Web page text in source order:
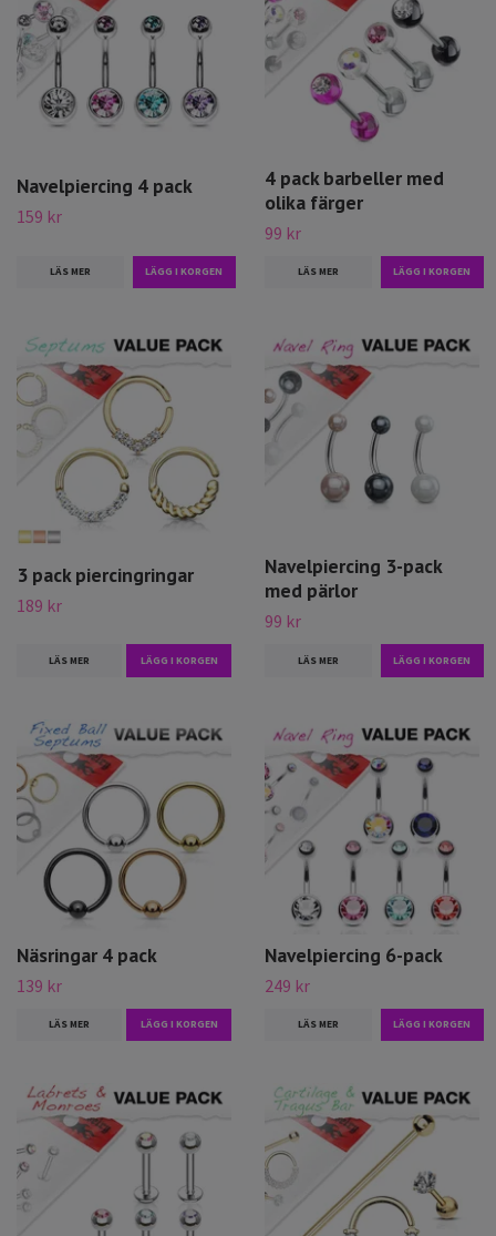
Navelpiercing 4 pack
159 kr
LÄS MER
4 pack barbeller med
olika färger
99 kr
LÄS MER
3 pack piercingringar
189 kr
LÄS MER LÄGG I KORGEN
Navelpiercing 3-pack
med pärlor
99 kr
LÄS MER
Näsringar 4 pack
139 kr
LÄS MER LÄGG I KORGEN
Navelpiercing 6-pack
249 kr
LÄS MER